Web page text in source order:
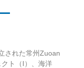
された常州Zuoan
ト（I）、海洋